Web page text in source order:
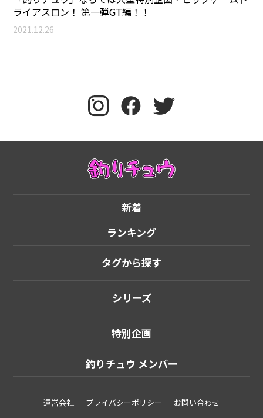
ライアスロン！ 第一弾GT編！！
2021.12.26
新着
ランキング
タグから探す
シリーズ
特別企画
釣りチュウ メンバー
運営会社 プライバシーポリシー お問い合わせ